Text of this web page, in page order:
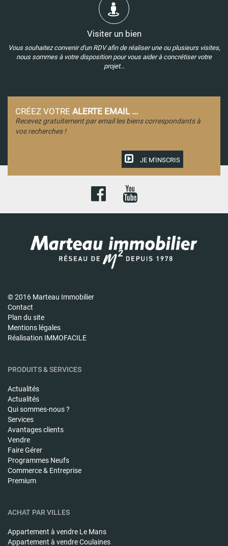
Visiter un bien
Vous souhaitez convenir d'un RDV afin de réaliser une ou plusieurs visites,
nous sommes à votre disposition pour vous aider à concrétiser votre
projet...
CRÉEZ VOTRE ALERTE EMAIL ...
Recevez gratuitement par email les biens correspondants à
vos recherches !
JE M'INSCRIS
© 2016 Marteau Immobilier
Contact
Plan du site
Mentions légales
Réalisation IMMOFACILE
PRODUITS & SERVICES
Actualités
Actualités
Qui sommes-nous ?
Services
Avantages clients
Vendre
Faire Gérer
Programmes Neufs
Commerce & Entreprise
Premium
ACHAT PAR VILLES
Appartement à vendre Le Mans
Appartement à vendreCoulaines